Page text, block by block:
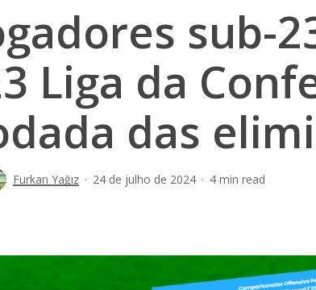
sub-
Liga da
das
Furkan Yağız 24 de julho de 2024 4 min read